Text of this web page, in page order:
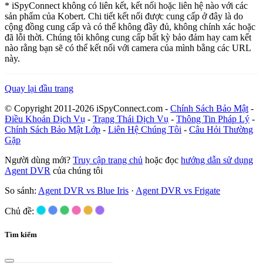
* iSpyConnect không có liên kết, kết nối hoặc liên hệ nào với các
sản phẩm của Kobert. Chi tiết kết nối được cung cấp ở đây là do
cộng đồng cung cấp và có thể không đầy đủ, không chính xác hoặc
đã lỗi thời. Chúng tôi không cung cấp bất kỳ bảo đảm hay cam kết
nào rằng bạn sẽ có thể kết nối với camera của mình bằng các URL
này.
Quay lại đầu trang
© Copyright 2011-2026 iSpyConnect.com - Chính Sách Bảo Mật -
Điều Khoản Dịch Vụ - Trạng Thái Dịch Vụ - Thông Tin Pháp Lý -
Chính Sách Bảo Mật Lớp - Liên Hệ Chúng Tôi - Câu Hỏi Thường
Gặp
Người dùng mới? Truy cập trang chủ hoặc đọc hướng dẫn sử dụng
Agent DVR của chúng tôi
So sánh: Agent DVR vs Blue Iris · Agent DVR vs Frigate
Chủ đề:
Tìm kiếm